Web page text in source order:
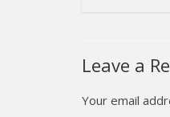
Leave a
Your email